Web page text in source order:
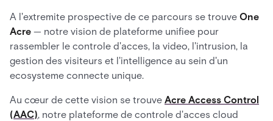
A l'extremite prospective de ce parcours se trouve One
Acre — notre vision de plateforme unifiee pour
rassembler le controle d'acces, la video, l'intrusion, la
gestion des visiteurs et l'intelligence au sein d'un
ecosysteme connecte unique.
Au cœur de cette vision se trouve Acre Access Control
(AAC), notre plateforme de controle d'acces cloud